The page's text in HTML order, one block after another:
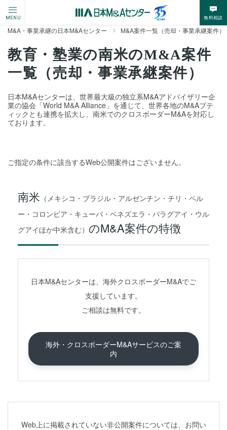
MENU 無料相談
M&A・事業承継の日本M&Aセンター M&A案件一覧（売却・事業承継案件）
教育・塾業の南米のM&A案件
一覧（売却・事業承継案件）
日本M&Aセンターは、世界最大級の独立系M&Aアドバイザリー企
業の協会「World M&A Alliance」を通じて、世界各地のM&Aブテ
ィックとも連携を拡大し、南米でのクロスボーダーM&Aを対応し
ております。
ご指定の条件に該当するWeb公開案件はございません。
南米 （メキシコ・ブラジル・アルゼンチン・チリ・ペル
ー・コロンビア・キューバ・ベネズエラ・パラグアイ・ウル
グアイほか中米含む） のM&A案件の特徴
日本M&Aセンターは、海外クロスボーダーM&Aでご
支援しています。
ご相談は無料です。
海外・クロスボーダーM&Aサービスのご案
内
Web上に掲載されていない非公開案件については、お問い